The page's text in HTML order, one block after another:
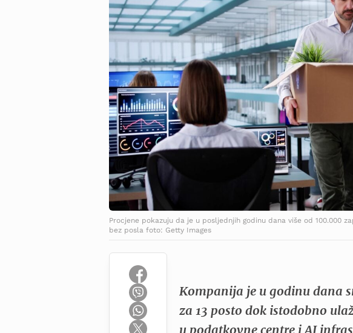
Procjene pokazuju da je u posljednjih godinu dana više od 100.000
bez posla foto: Getty Images
Kompanija je u godinu dana
za 13 posto dok istodobno
u podatkovne centre i AI